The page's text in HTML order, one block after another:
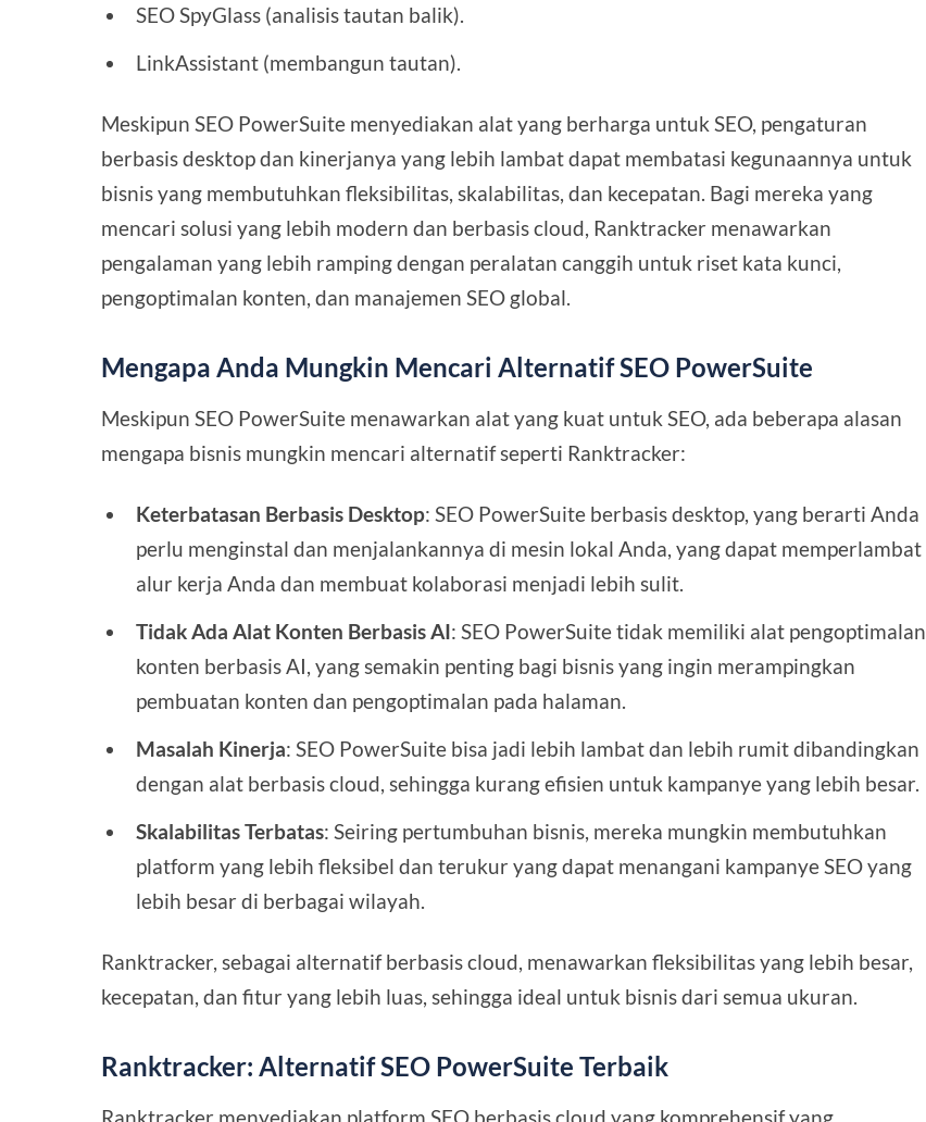
SEO SpyGlass (analisis tautan balik).
LinkAssistant (membangun tautan).
Meskipun SEO PowerSuite menyediakan alat yang berharga untuk SEO, pengaturan
berbasis desktop dan kinerjanya yang lebih lambat dapat membatasi kegunaannya untuk
bisnis yang membutuhkan fleksibilitas, skalabilitas, dan kecepatan. Bagi mereka yang
mencari solusi yang lebih modern dan berbasis cloud, Ranktracker menawarkan
pengalaman yang lebih ramping dengan peralatan canggih untuk riset kata kunci,
pengoptimalan konten, dan manajemen SEO global.
Mengapa Anda Mungkin Mencari Alternatif SEO PowerSuite
Meskipun SEO PowerSuite menawarkan alat yang kuat untuk SEO, ada beberapa alasan
mengapa bisnis mungkin mencari alternatif seperti Ranktracker:
Keterbatasan Berbasis Desktop: SEO PowerSuite berbasis desktop, yang berarti Anda
perlu menginstal dan menjalankannya di mesin lokal Anda, yang dapat memperlambat
alur kerja Anda dan membuat kolaborasi menjadi lebih sulit.
Tidak Ada Alat Konten Berbasis AI: SEO PowerSuite tidak memiliki alat pengoptimalan
konten berbasis AI, yang semakin penting bagi bisnis yang ingin merampingkan
pembuatan konten dan pengoptimalan pada halaman.
Masalah Kinerja: SEO PowerSuite bisa jadi lebih lambat dan lebih rumit dibandingkan
dengan alat berbasis cloud, sehingga kurang efisien untuk kampanye yang lebih besar.
Skalabilitas Terbatas: Seiring pertumbuhan bisnis, mereka mungkin membutuhkan
platform yang lebih fleksibel dan terukur yang dapat menangani kampanye SEO yang
lebih besar di berbagai wilayah.
Ranktracker, sebagai alternatif berbasis cloud, menawarkan fleksibilitas yang lebih besar,
kecepatan, dan fitur yang lebih luas, sehingga ideal untuk bisnis dari semua ukuran.
Ranktracker: Alternatif SEO PowerSuite Terbaik
Ranktracker menyediakan platform SEO berbasis cloud yang komprehensif yang